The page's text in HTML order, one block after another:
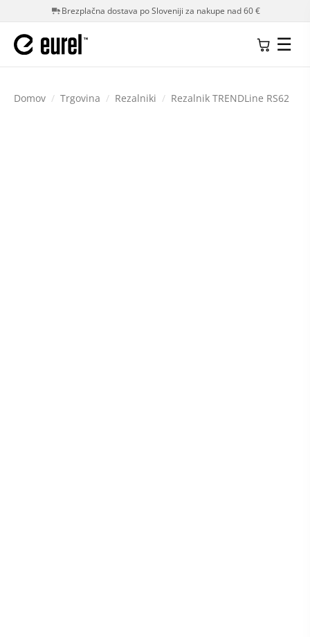
Brezplačna dostava po Sloveniji za nakupe nad 60 €
☰
Domov / Trgovina / Rezalniki / Rezalnik TRENDLine RS62